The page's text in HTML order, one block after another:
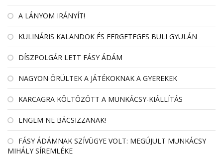
A LÁNYOM IRÁNYÍT!
KULINÁRIS KALANDOK ÉS FERGETEGES BULI GYULÁN
DÍSZPOLGÁR LETT FÁSY ÁDÁM
NAGYON ÖRÜLTEK A JÁTÉKOKNAK A GYEREKEK
KARCAGRA KÖLTÖZÖTT A MUNKÁCSY-KIÁLLÍTÁS
ENGEM NE BÁCSIZZANAK!
FÁSY ÁDÁMNAK SZÍVÜGYE VOLT: MEGÚJULT MUNKÁCSY
MIHÁLY SÍREMLÉKE